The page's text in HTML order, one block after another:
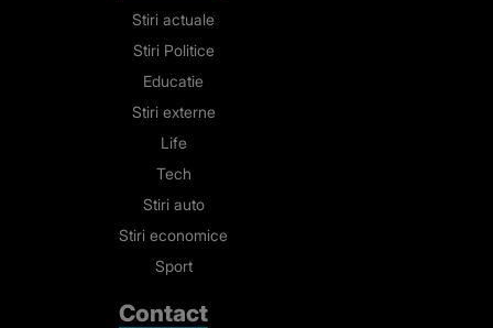
Stiri actuale
Stiri Politice
Educatie
Stiri externe
Life
Tech
Stiri auto
Stiri economice
Sport
Contact